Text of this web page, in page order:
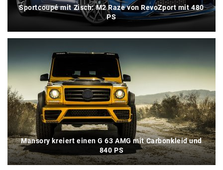
Sportcoupé mit Zisch: M2 Raze von RevoZport mit 480
PS
Mansory kreiert einen G 63 AMG mit Carbonkleid und
840 PS